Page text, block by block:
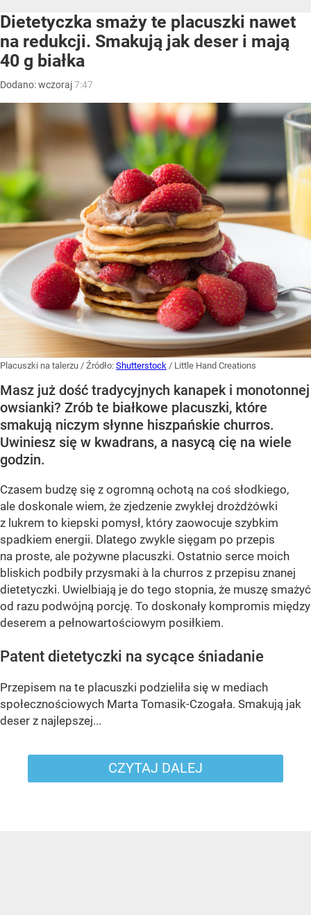
Dietetyczka smaży te placuszki nawet
na redukcji. Smakują jak deser i mają
40 g białka
Dodano:wczoraj7:47
Placuszki na talerzu / Źródło: Shutterstock / Little Hand Creations
Masz już dość tradycyjnych kanapek i monotonnej
owsianki? Zrób te białkowe placuszki, które
smakują niczym słynne hiszpańskie churros.
Uwiniesz się w kwadrans, a nasycą cię na wiele
godzin.
Czasem budzę się z ogromną ochotą na coś słodkiego,
ale doskonale wiem, że zjedzenie zwykłej drożdżówki
z lukrem to kiepski pomysł, który zaowocuje szybkim
spadkiem energii. Dlatego zwykle sięgam po przepis
na proste, ale pożywne placuszki. Ostatnio serce moich
bliskich podbiły przysmaki à la churros z przepisu znanej
dietetyczki. Uwielbiają je do tego stopnia, że muszę smażyć
od razu podwójną porcję. To doskonały kompromis między
deserem a pełnowartościowym posiłkiem.
Patent dietetyczki na sycące śniadanie
Przepisem na te placuszki podzieliła się w mediach
społecznościowych Marta Tomasik-Czogała. Smakują jak
deser z najlepszej...
CZYTAJ DALEJ